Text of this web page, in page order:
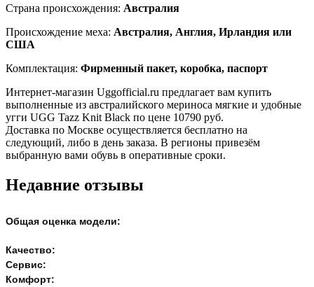
Страна происхождения: Австралия
Происхождение меха: Австралия, Англия, Ирландия или
США
Комплектация: Фирменный пакет, коробка, паспорт
Интернет-магазин Uggofficial.ru предлагает вам купить
выполненные из австралийского мериноса мягкие и удобные
угги UGG Tazz Knit Black по цене 10790 руб.
Доставка по Москве осуществляется бесплатно на
следующий, либо в день заказа. В регионы привезём
выбранную вами обувь в оперативные сроки.
Недавние отзывы
Общая оценка модели:
Качество:
Сервис:
Комфорт: